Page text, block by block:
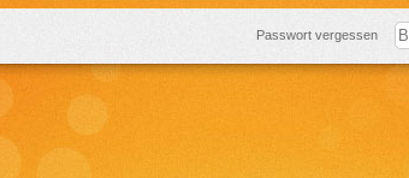
Passwort vergessen